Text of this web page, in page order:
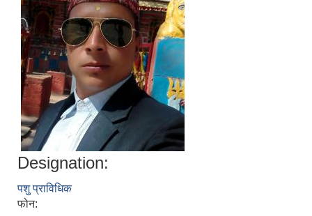
Designation:
पशु प्राविधिक
फोन: